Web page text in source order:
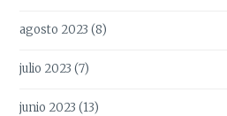
agosto 2023 (8)
julio 2023 (7)
junio 2023 (13)